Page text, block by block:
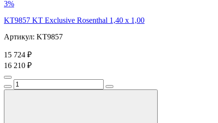
3%
KT9857 KT Exclusive Rosenthal 1,40 x 1,00
Артикул: KT9857
15 724 ₽
16 210 ₽